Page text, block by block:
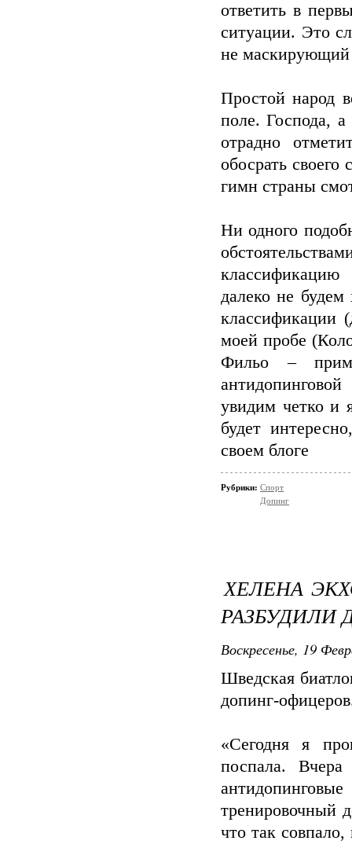
ответить в
ситуации. Это
не маскирующий
Простой народ
поле. Господа,
отрадно
обосрать
гимн страны
Ни одного
далеко не
классификации
моей пробе
Фильо –
увидим четко и
будет
своем блоге
Рубрики: Спорт
Допинг
ХЕЛЕНА
РАЗБУДИЛИ
Воскресенье, 19
Шведская
допинг-
«Сегодня я
поспала.
тренировочный
что так